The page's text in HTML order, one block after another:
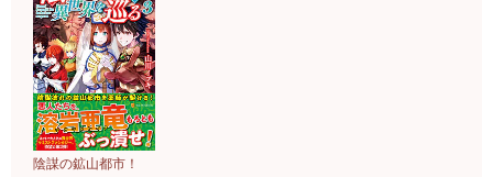
陰謀の鉱山都市！